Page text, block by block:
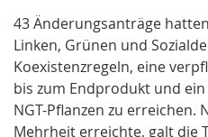
43 Änderungsanträge
Linken, Grünen und
Koexistenzregeln, eine
bis zum Endprodukt und
NGT-Pflanzen zu erreichen.
Mehrheit erreichte, galt die